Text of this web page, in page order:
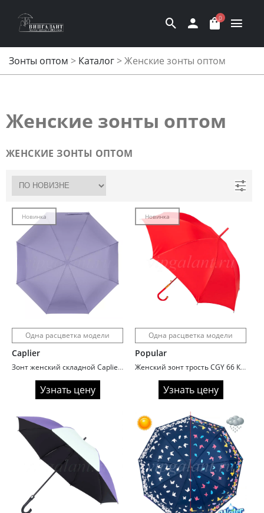
0
Зонты оптом > Каталог>Женские зонты оптом
Женские зонты оптом
ЖЕНСКИЕ ЗОНТЫ ОПТОМ
Новинка
Одна расцветка модели
Caplier
Зонт женский складной Caplier 6209-2 Лиловый
Узнать цену
Новинка
Одна расцветка модели
Popular
Женский зонт трость CGY 66 Красный сатин
Узнать цену